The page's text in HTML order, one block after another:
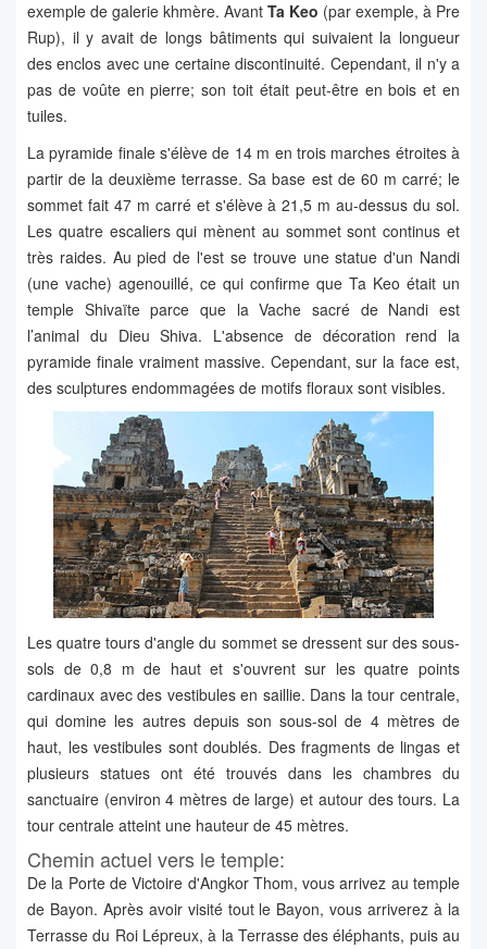
exemple de galerie khmère. Avant Ta Keo (par exemple, à Pre
Rup), il y avait de longs bâtiments qui suivaient la longueur
des enclos avec une certaine discontinuité. Cependant, il n'y a
pas de voûte en pierre; son toit était peut-être en bois et en
tuiles.
La pyramide finale s'élève de 14 m en trois marches étroites à
partir de la deuxième terrasse. Sa base est de 60 m carré; le
sommet fait 47 m carré et s'élève à 21,5 m au-dessus du sol.
Les quatre escaliers qui mènent au sommet sont continus et
très raides. Au pied de l'est se trouve une statue d'un Nandi
(une vache) agenouillé, ce qui confirme que Ta Keo était un
temple Shivaïte parce que la Vache sacré de Nandi est
l’animal du Dieu Shiva. L'absence de décoration rend la
pyramide finale vraiment massive. Cependant, sur la face est,
des sculptures endommagées de motifs floraux sont visibles.
Les quatre tours d'angle du sommet se dressent sur des sous-
sols de 0,8 m de haut et s'ouvrent sur les quatre points
cardinaux avec des vestibules en saillie. Dans la tour centrale,
qui domine les autres depuis son sous-sol de 4 mètres de
haut, les vestibules sont doublés. Des fragments de lingas et
plusieurs statues ont été trouvés dans les chambres du
sanctuaire (environ 4 mètres de large) et autour des tours. La
tour centrale atteint une hauteur de 45 mètres.
Chemin actuel vers le temple:
De la Porte de Victoire d'Angkor Thom, vous arrivez au temple
de Bayon. Après avoir visité tout le Bayon, vous arriverez à la
Terrasse du Roi Lépreux, à la Terrasse des éléphants, puis au